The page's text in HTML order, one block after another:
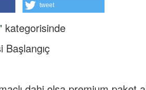
tweet
kategorisinde